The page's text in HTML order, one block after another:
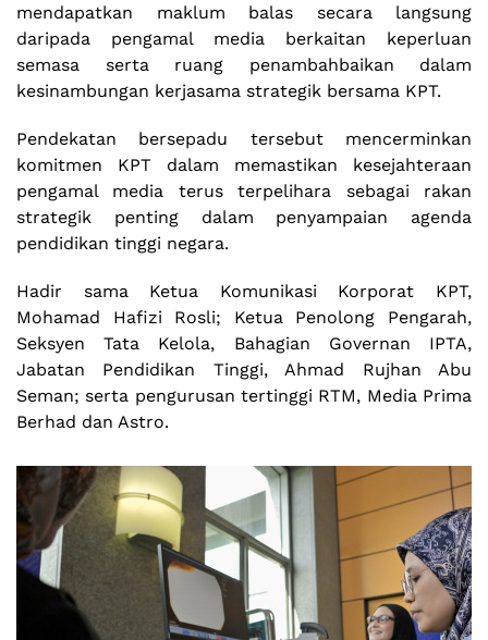
mendapatkan maklum balas secara langsung
daripada pengamal media berkaitan keperluan
semasa serta ruang penambahbaikan dalam
kesinambungan kerjasama strategik bersama KPT.
Pendekatan bersepadu tersebut mencerminkan
komitmen KPT dalam memastikan kesejahteraan
pengamal media terus terpelihara sebagai rakan
strategik penting dalam penyampaian agenda
pendidikan tinggi negara.
Hadir sama Ketua Komunikasi Korporat KPT,
Mohamad Hafizi Rosli; Ketua Penolong Pengarah,
Seksyen Tata Kelola, Bahagian Governan IPTA,
Jabatan Pendidikan Tinggi, Ahmad Rujhan Abu
Seman; serta pengurusan tertinggi RTM, Media Prima
Berhad dan Astro.